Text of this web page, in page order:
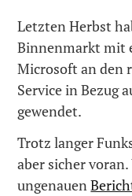
Letzten Herbst
Binnenmarkt mit
Microsoft an den
Service in Bezug
gewendet.
Trotz langer
aber sicher
ungenauen